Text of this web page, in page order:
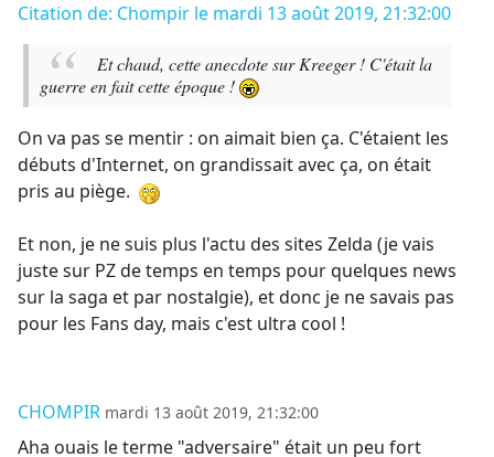
Citation de: Chompir le mardi 13 août 2019, 21:32:00
Et chaud, cette anecdote sur Kreeger ! C'était la
guerre en fait cette époque !
On va pas se mentir : on aimait bien ça. C'étaient les
débuts d'Internet, on grandissait avec ça, on était
pris au piège.
Et non, je ne suis plus l'actu des sites Zelda (je vais
juste sur PZ de temps en temps pour quelques news
sur la saga et par nostalgie), et donc je ne savais pas
pour les Fans day, mais c'est ultra cool !
CHOMPIR mardi 13 août 2019, 21:32:00
Aha ouais le terme "adversaire" était un peu fort